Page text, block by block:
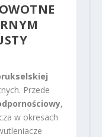
Przede
,
w okresach